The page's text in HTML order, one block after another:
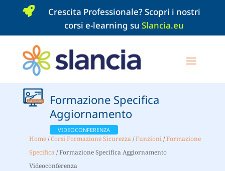

Crescita Professionale? Scopri i nostri
corsi e-learning suSlancia.eu
Formazione Specifica
Aggiornamento
VIDEOCONFERENZA
Home/Corsi Formazione Sicurezza /Funzioni/Formazione
Specifica / Formazione Specifica Aggiornamento
Videoconferenza